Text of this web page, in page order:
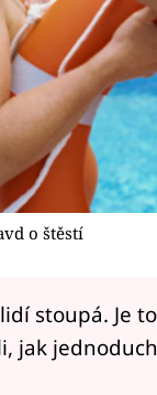
o štěstí
stoupá. Je
jak